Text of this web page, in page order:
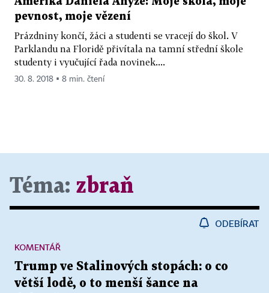
pevnost, moje vězení
Prázdniny končí, žáci a studenti se vracejí do škol. V
Parklandu na Floridě přivítala na tamní střední škole
studenty i vyučující řada novinek....
30. 8. 2018 ▪ 8 min. čtení
Téma: zbraň
ODEBÍRAT
Trump ve Stalinových stopách: o co
větší lodě, o to menší šance na
KOMENTÁŘ